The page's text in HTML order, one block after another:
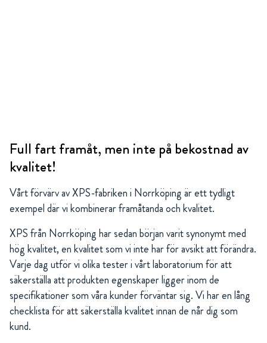
Full fart framåt, men inte på bekostnad av
kvalitet!
Vårt förvärv av XPS-fabriken i Norrköping är ett tydligt
exempel där vi kombinerar framåtanda och kvalitet.
XPS från Norrköping har sedan början varit synonymt med
hög kvalitet, en kvalitet som vi inte har för avsikt att förändra.
Varje dag utför vi olika tester i vårt laboratorium för att
säkerställa att produkten egenskaper ligger inom de
specifikationer som våra kunder förväntar sig. Vi har en lång
checklista för att säkerställa kvalitet innan de når dig som
kund.